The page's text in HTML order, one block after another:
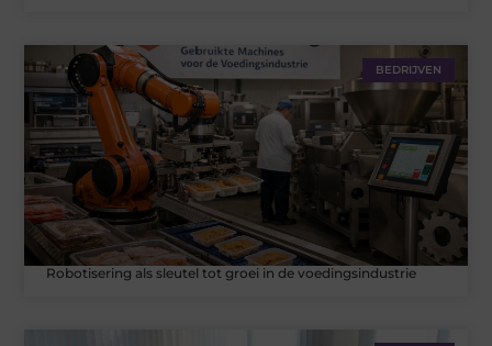
BEDRIJVEN
Robotisering als sleutel tot groei in de voedingsindustrie